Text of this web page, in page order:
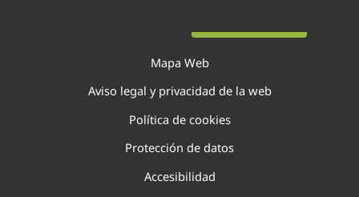
Mapa Web
Aviso legal y privacidad de la web
Política de cookies
Protección de datos
Accesibilidad